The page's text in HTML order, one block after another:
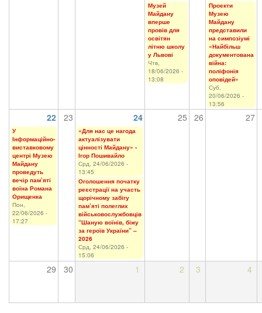
Музей
Майдану
вперше
провів для
освітян
літню школу
у Львові
Чтв,
18/06/2026 -
13:08
Проєкти
Музею
Майдану
представили
на симпозіумі
«Найбільш
документована
війна:
поліфонія
оповідей»
Суб,
20/06/2026 -
13:56
22 23 24 25 26 27
У
Інформаційно-
виставковому
центрі Музею
Майдану
проведуть
вечір пам’яті
воїна Романа
Орищенка
Пон,
22/06/2026 -
17:27
«Для нас це нагода
актуалізувати
цінності Майдану» -
Ігор Пошивайло
Срд, 24/06/2026 -
13:45
Оголошення початку
реєстрації на участь
щорічному забігу
пам’яті полеглих
військовослужбовців
“Шаную воїнів, біжу
за героїв України” –
2026
Срд, 24/06/2026 -
15:06
29 30 1 2 3 4